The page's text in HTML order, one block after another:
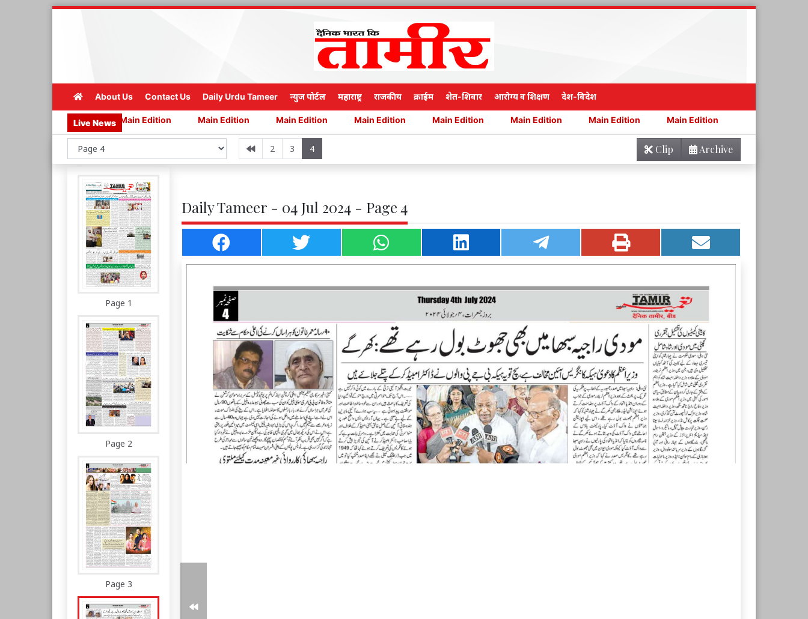
About Us Contact Us Daily Urdu Tameer न्युज पोर्टल महाराष्ट्र राजकीय क्राईम शेत-शिवार आरोग्य व शिक्षण देश-विदेश
Live News
Main Edition Main Edition Main Edition Main Edition Main Edition Main Edition Main Edition Main Edition Main Edition
2 3 4 Archive
Clip
Page 1
Page 2
Page 3
Daily Tameer - 04 Jul 2024 - Page 4